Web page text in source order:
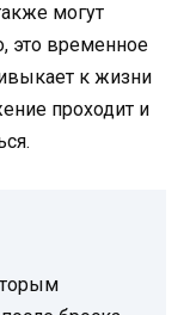
могут
это временное
к жизни
проходит и